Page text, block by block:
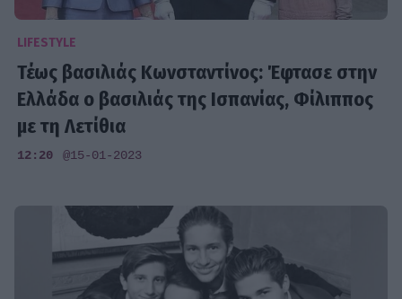
LIFESTYLE
Τέως βασιλιάς Κωνσταντίνος: Έφτασε στην
Ελλάδα ο βασιλιάς της Ισπανίας, Φίλιππος
με τη Λετίθια
12:20 @15-01-2023